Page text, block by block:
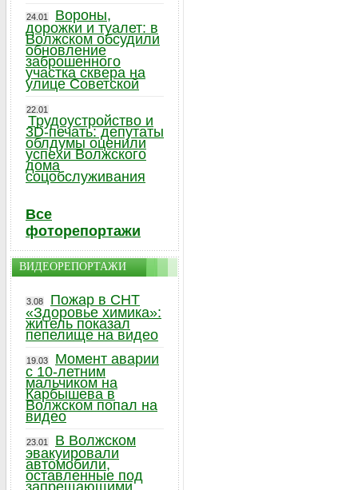
24.01
Вороны,
дорожки и туалет: в
Волжском обсудили
обновление
заброшенного
участка сквера на
улице Советской
22.01
Трудоустройство и
3D-печать: депутаты
облдумы оценили
успехи Волжского
дома
соцобслуживания
Все
фоторепортажи
ВИДЕОРЕПОРТАЖИ
3.08
Пожар в СНТ
«Здоровье химика»:
житель показал
пепелище на видео
19.03
Момент аварии
с 10-летним
мальчиком на
Карбышева в
Волжском попал на
видео
23.01
В Волжском
эвакуировали
автомобили,
оставленные под
запрещающими